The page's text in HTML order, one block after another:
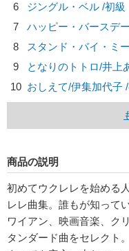
6
ジングル・ベル /初級
7
ハッピー・バースデ
8
スタンド・バイ・ミ
9
となりのトトロ/井上
10 おしえて/伊集加代子
商品の説明
初めてウクレレを始める
レレ曲集。誰もが知って
ワイアン、映画音楽、ク
タンダード曲をセレクト